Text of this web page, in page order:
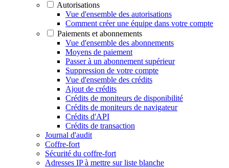
Autorisations
Vue d'ensemble des autorisations
Comment créer une équipe dans votre compte
Paiements et abonnements
Vue d'ensemble des abonnements
Moyens de paiement
Passer à un abonnement supérieur
Suppression de votre compte
Vue d'ensemble des crédits
Ajout de crédits
Crédits de moniteurs de disponibilité
Crédits de moniteurs de navigateur
Crédits d'API
Crédits de transaction
Journal d'audit
Coffre-fort
Sécurité du coffre-fort
Adresses IP à mettre sur liste blanche